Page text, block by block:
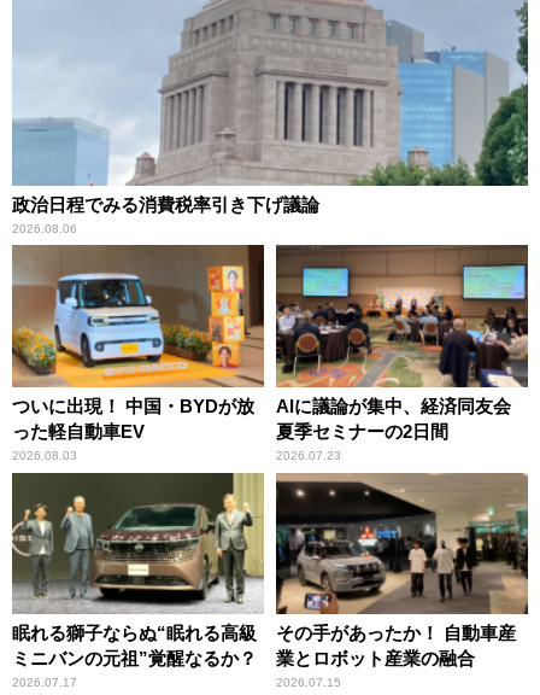
政治日程でみる消費税率引き下げ議論
2026.08.06
ついに出現！ 中国・BYDが放
った軽自動車EV
2026.08.03
AIに議論が集中、経済同友会
夏季セミナーの2日間
2026.07.23
眠れる獅子ならぬ“眠れる高級
ミニバンの元祖”覚醒なるか？
2026.07.17
その手があったか！ 自動車産
業とロボット産業の融合
2026.07.15